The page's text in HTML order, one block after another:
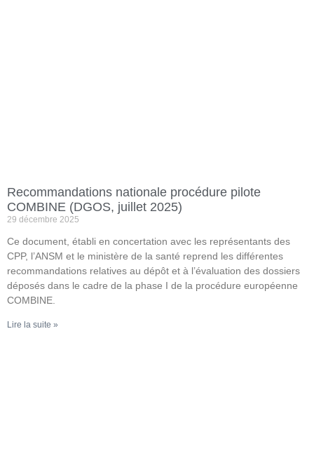
Recommandations nationale procédure pilote
COMBINE (DGOS, juillet 2025)
29 décembre 2025
Ce document, établi en concertation avec les représentants des
CPP, l’ANSM et le ministère de la santé reprend les différentes
recommandations relatives au dépôt et à l’évaluation des dossiers
déposés dans le cadre de la phase I de la procédure européenne
COMBINE.
Lire la suite »